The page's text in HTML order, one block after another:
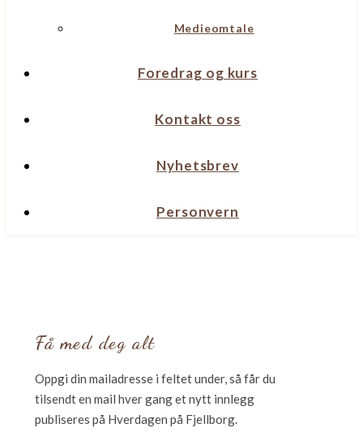
Medieomtale
Foredrag og kurs
Kontakt oss
Nyhetsbrev
Personvern
Få med deg alt
Oppgi din mailadresse i feltet under, så får du
tilsendt en mail hver gang et nytt innlegg
publiseres på Hverdagen på Fjellborg.